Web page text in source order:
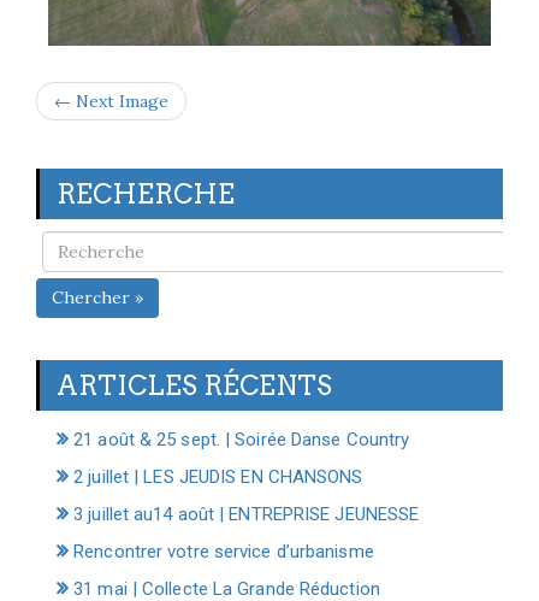
← Next Image
RECHERCHE
Chercher »
ARTICLES RÉCENTS
21 août & 25 sept. | Soirée Danse Country
2 juillet | LES JEUDIS EN CHANSONS
3 juillet au14 août | ENTREPRISE JEUNESSE
Rencontrer votre service d’urbanisme
31 mai | Collecte La Grande Réduction